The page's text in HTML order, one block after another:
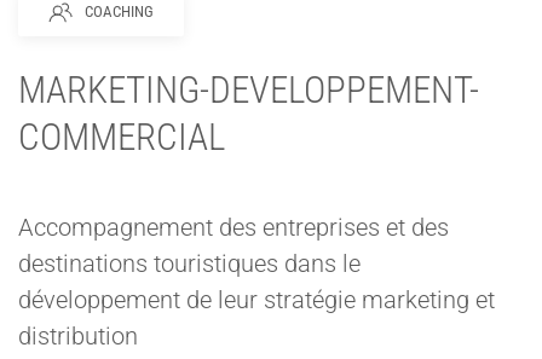
COACHING
MARKETING-DEVELOPPEMENT-
COMMERCIAL
Accompagnement des entreprises et des
destinations touristiques dans le
développement de leur stratégie marketing et
distribution